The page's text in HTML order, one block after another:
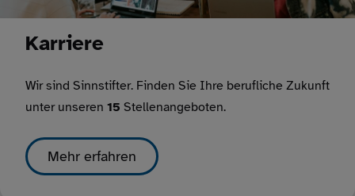
Karriere
Wir sind Sinnstifter. Finden Sie Ihre berufliche Zukunft
unter unseren 15 Stellenangeboten.
Mehr erfahren